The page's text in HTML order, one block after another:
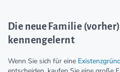
Die neue Familie
kennengelernt
Wenn Sie sich für eine